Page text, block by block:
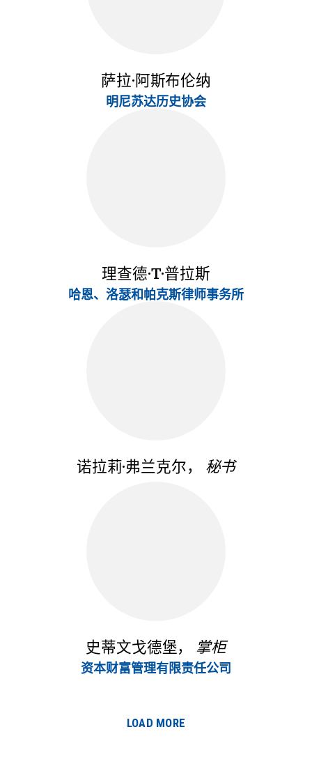
萨拉·阿斯布伦纳
明尼苏达历史协会
理查德·T·普拉斯
哈恩、洛瑟和帕克斯律师事务所
诺拉莉·弗兰克尔， 秘书
史蒂文戈德堡， 掌柜
资本财富管理有限责任公司
LOAD MORE